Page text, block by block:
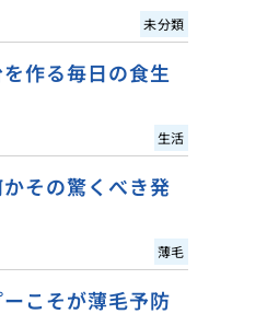
未分類
作る毎日の食生
生活
その驚くべき発
薄毛
こそが薄毛予防